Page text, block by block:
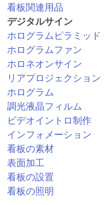
看板関連用品
デジタルサイン
ホログラムピラミッド
ホログラムファン
ホロネオンサイン
リアプロジェクション
ホログラム
調光液晶フィルム
ビデオイントロ制作
インフォメーション
看板の素材
表面加工
看板の設置
看板の照明